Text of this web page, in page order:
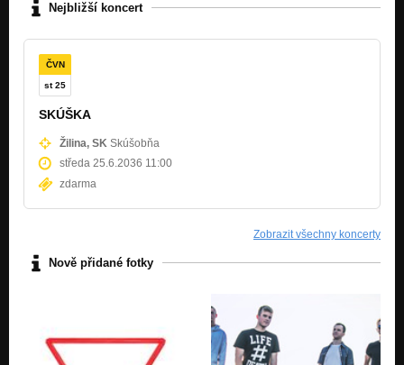
Nejbližší koncert
ČVN
st 25
SKÚŠKA
Žilina, SK Skúšobňa
středa 25.6.2036 11:00
zdarma
Zobrazit všechny koncerty
Nově přidané fotky